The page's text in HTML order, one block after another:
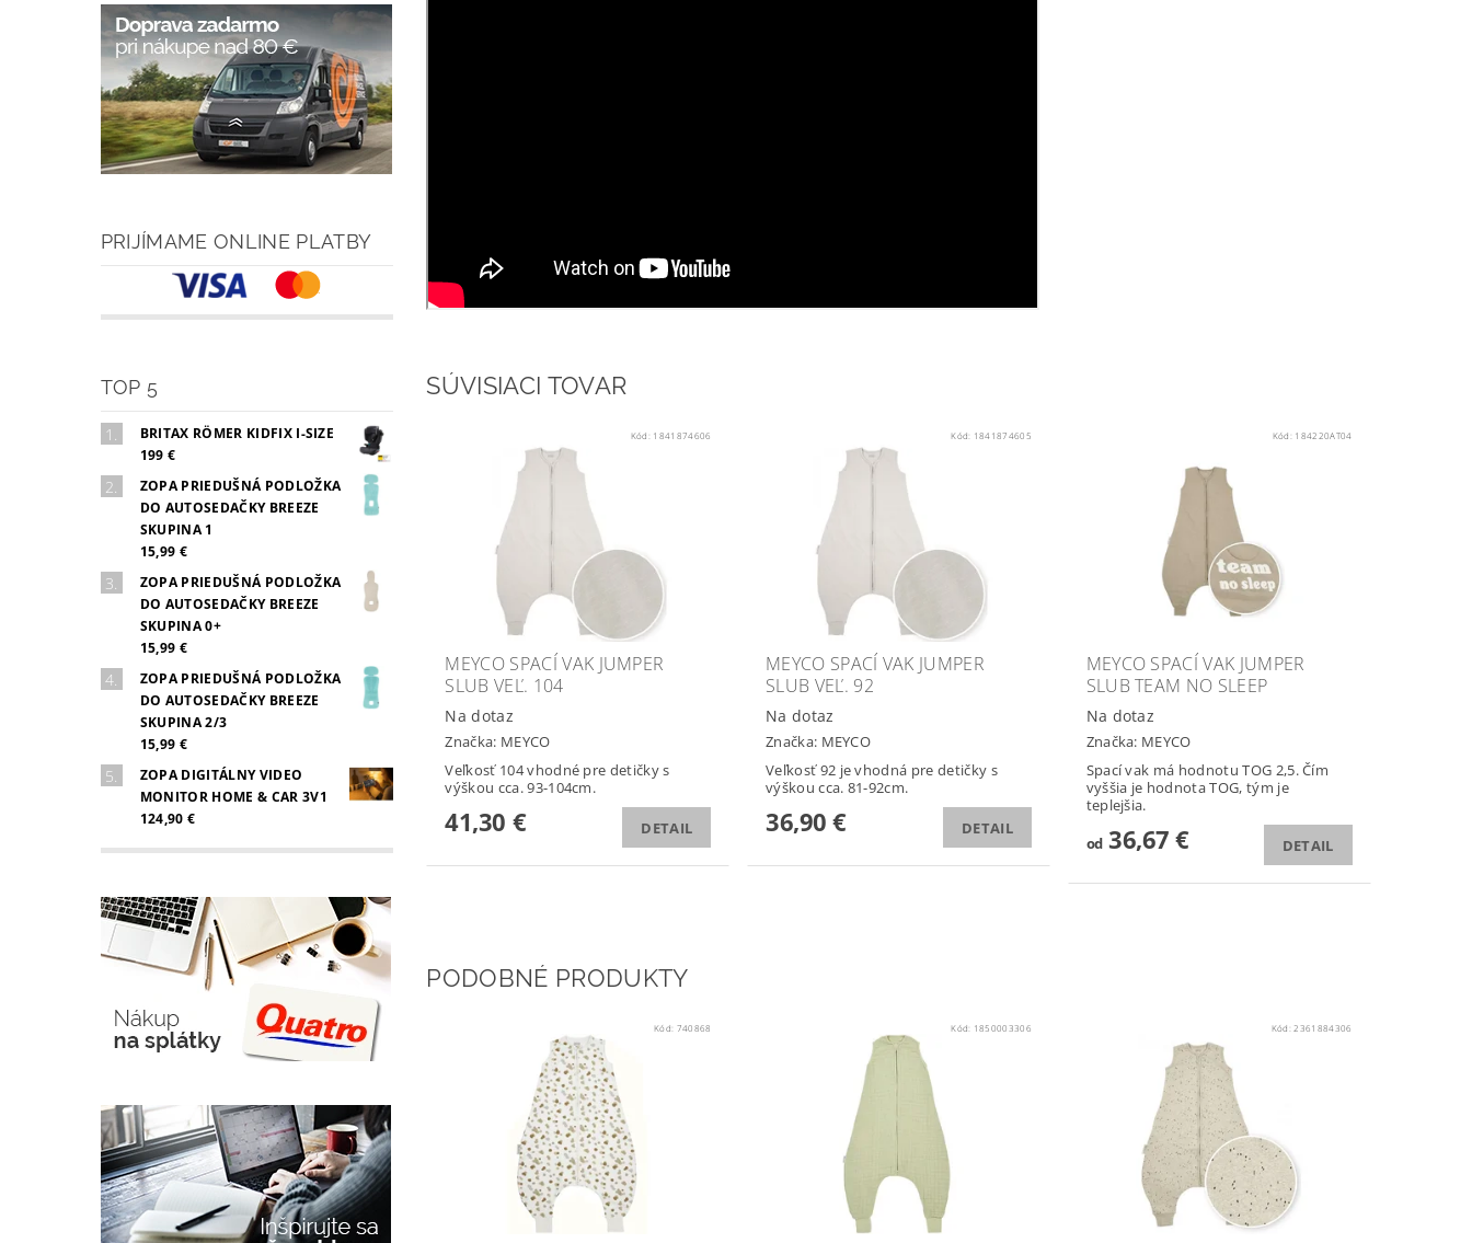
PRIJÍMAME ONLINE PLATBY
TOP 5
BRITAX RÖMER KIDFIX I-SIZE
199 €
ZOPA PRIEDUŠNÁ PODLOŽKA
DO AUTOSEDAČKY BREEZE
SKUPINA 1
15,99 €
ZOPA PRIEDUŠNÁ PODLOŽKA
DO AUTOSEDAČKY BREEZE
SKUPINA 0+
15,99 €
ZOPA PRIEDUŠNÁ PODLOŽKA
DO AUTOSEDAČKY BREEZE
SKUPINA 2/3
15,99 €
ZOPA DIGITÁLNY VIDEO
MONITOR HOME & CAR 3V1
124,90 €
SÚVISIACI TOVAR
Kód: 1841874606
MEYCO SPACÍ VAK JUMPER
SLUB VEĽ. 104
Na dotaz
Značka: MEYCO
Veľkosť 104 vhodné pre detičky s
výškou cca. 93-104cm.
41,30 € DETAIL
Kód: 1841874605
MEYCO SPACÍ VAK JUMPER
SLUB VEĽ. 92
Na dotaz
Značka: MEYCO
Veľkosť 92 je vhodná pre detičky s
výškou cca. 81-92cm.
36,90 € DETAIL
Kód: 184220AT04
MEYCO SPACÍ VAK JUMPER
SLUB TEAM NO SLEEP
Na dotaz
Značka: MEYCO
Spací vak má hodnotu TOG 2,5. Čím
vyššia je hodnota TOG, tým je
teplejšia.
od36,67 € DETAIL
PODOBNÉ PRODUKTY
Kód: 740868 Kód: 1850003306 Kód:2361884306